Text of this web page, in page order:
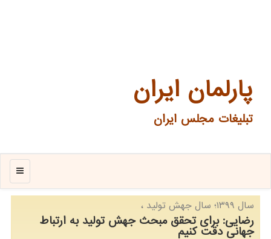
پارلمان ایران
تبلیغات مجلس ایران
منو
سال ۱۳۹۹؛ سال جهش تولید ،
رضایی: برای تحقق مبحث جهش تولید به ارتباط
جهانی دقت كنیم